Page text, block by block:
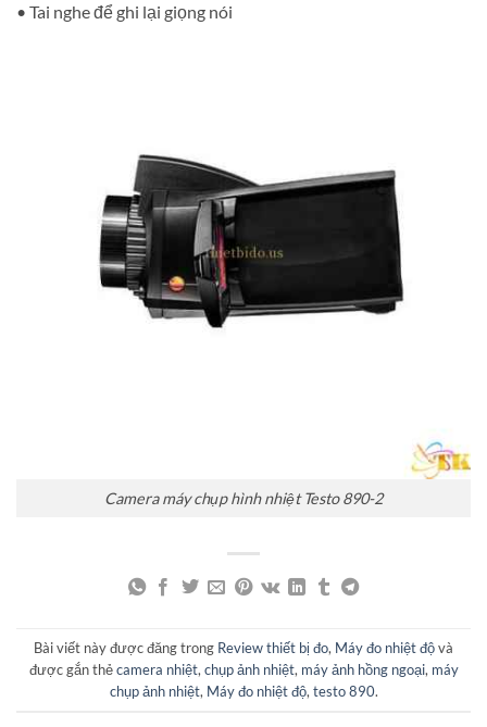
• Tai nghe để ghi lại giọng nói
Camera máy chụp hình nhiệt Testo 890-2
Bài viết này được đăng trong Review thiết bị đo, Máy đo nhiệt độvà
được gắn thẻcamera nhiệt, chụp ảnh nhiệt, máy ảnh hồng ngoại, máy
chụp ảnh nhiệt, Máy đo nhiệt độ, testo 890.